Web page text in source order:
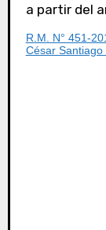
a partir del
R.M. N° 451-
César